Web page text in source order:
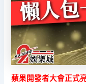
蘋果開發者大會正式